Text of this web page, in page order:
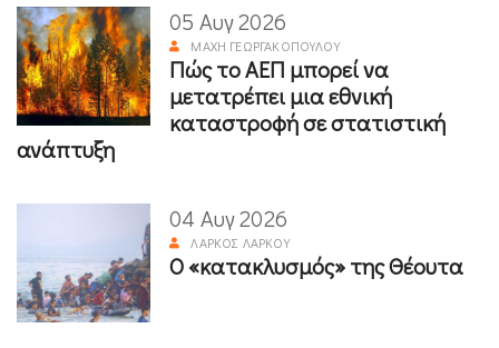
05 Αυγ 2026
ΜΆΧΗ ΓΕΩΡΓΑΚΟΠΟΎΛΟΥ
Πώς το ΑΕΠ μπορεί να
μετατρέπει μια εθνική
καταστροφή σε στατιστική
ανάπτυξη
04 Αυγ 2026
ΛΆΡΚΟΣ ΛΆΡΚΟΥ
Ο «κατακλυσμός» της Θέουτα